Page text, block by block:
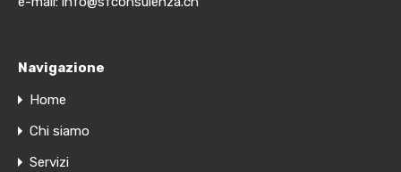
Navigazione
Home
Chi siamo
Servizi